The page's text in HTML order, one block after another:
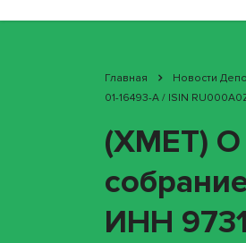
Главная Новости
01-16493-A / ISIN
(XMET)
ИНН